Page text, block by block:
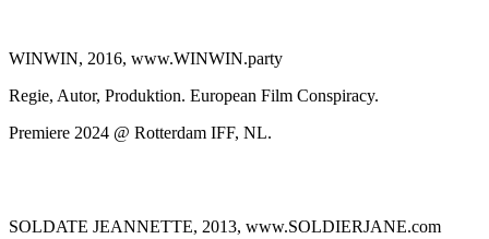
WINWIN, 2016, www.WINWIN.party
Regie, Autor, Produktion. European Film Conspiracy.
Premiere 2024 @ Rotterdam IFF, NL.
SOLDATE JEANNETTE, 2013, www.SOLDIERJANE.com